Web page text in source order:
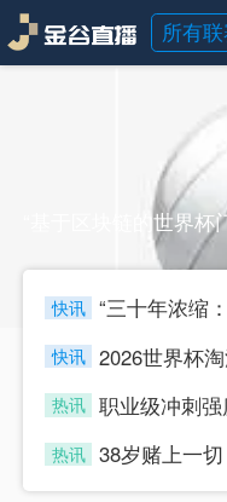
所有
快讯
快讯
热讯 职业级冲刺
热讯